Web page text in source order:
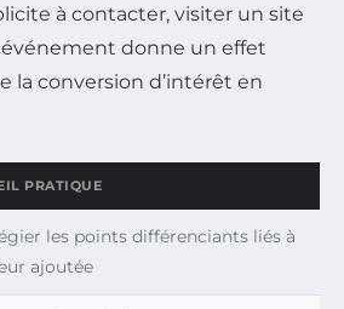
à contacter, visiter un site
donne un effet
la conversion d’intérêt en
PRATIQUE
les points différenciants liés à
ajoutée